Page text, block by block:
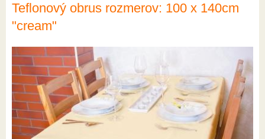
Teflonový obrus rozmerov: 100 x 140cm
"cream"